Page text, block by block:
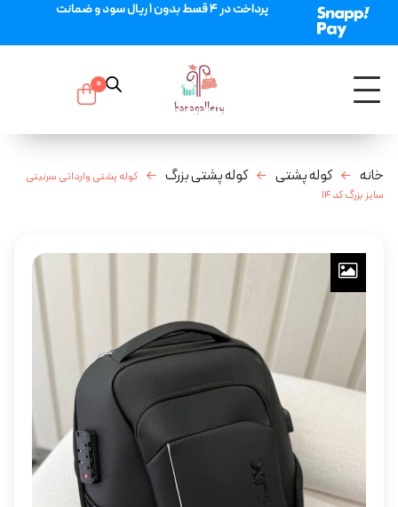
پرداخت در 4 قسط بدون 1 ریال سود و ضمانت
0
خانه کوله پشتی کوله پشتی بزرگ
کوله پشتی وارداتی سرنیتی
سایز بزرگ کد 14